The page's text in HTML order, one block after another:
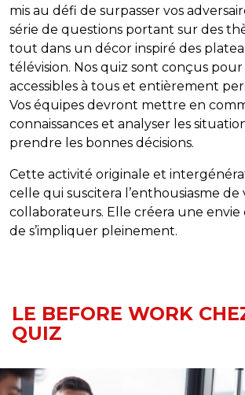
mis au défi de surpasser vos
série de questions portant sur des
tout dans un décor inspiré des
télévision. Nos quiz sont conçus
accessibles à tous et entièrement
Vos équipes devront mettre en
connaissances et analyser les
prendre les bonnes décisions.
Cette activité originale et
celle qui suscitera l’enthousiasme de
collaborateurs. Elle créera une
de s’impliquer pleinement.
LE BEFORE WORK
QUIZ